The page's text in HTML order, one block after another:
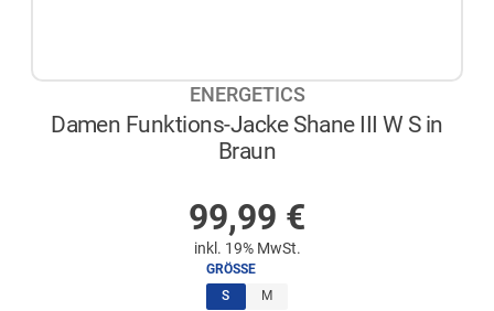
ENERGETICS
Damen Funktions-Jacke Shane III W S in
Braun
99,99 €
inkl. 19% MwSt.
GRÖSSE
S(ausgewählt)
M